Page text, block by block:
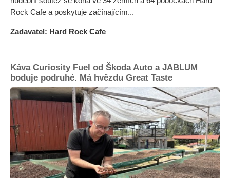
Rock Cafe a poskytuje začínajícím...
Zadavatel: Hard Rock Cafe
Káva Curiosity Fuel od Škoda Auto a JABLUM
boduje podruhé. Má hvězdu Great Taste